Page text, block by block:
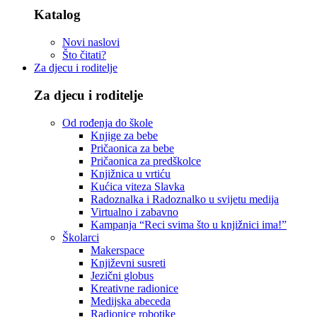
Katalog
Novi naslovi
Što čitati?
Za djecu i roditelje
Za djecu i roditelje
Od rođenja do škole
Knjige za bebe
Pričaonica za bebe
Pričaonica za predškolce
Knjižnica u vrtiću
Kućica viteza Slavka
Radoznalka i Radoznalko u svijetu medija
Virtualno i zabavno
Kampanja “Reci svima što u knjižnici ima!”
Školarci
Makerspace
Književni susreti
Jezični globus
Kreativne radionice
Medijska abeceda
Radionice robotike